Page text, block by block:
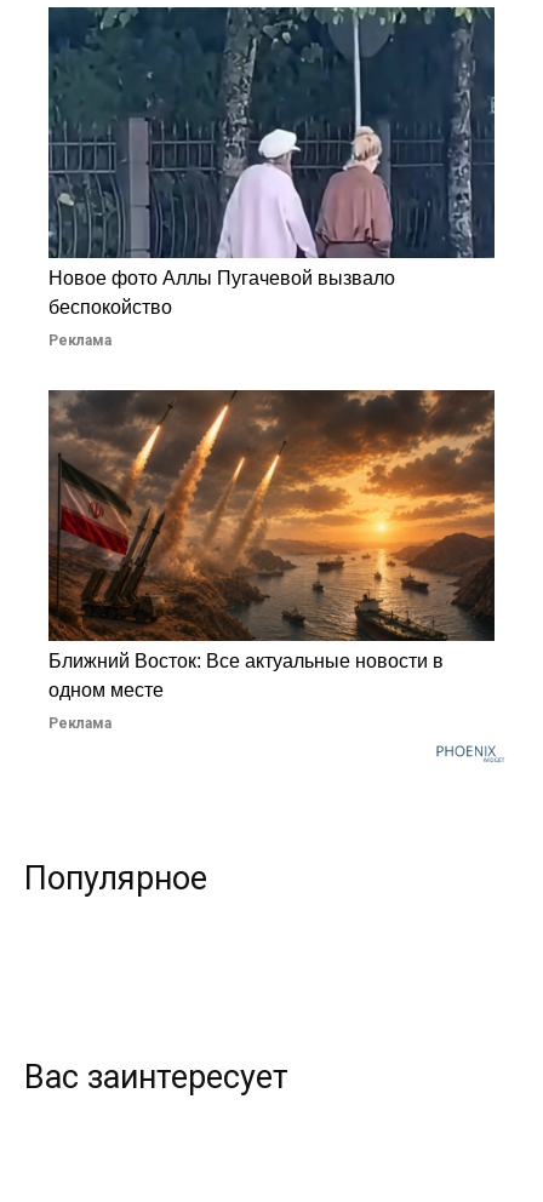
Новое фото Аллы Пугачевой вызвало
беспокойство
Реклама
Ближний Восток: Все актуальные новости в
одном месте
Реклама
Популярное
Вас заинтересует